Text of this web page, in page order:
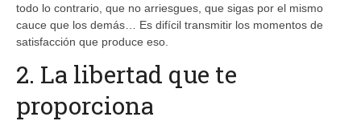
todo lo contrario, que no arriesgues, que sigas por el mismo
cauce que los demás… Es difícil transmitir los momentos de
satisfacción que produce eso.
2. La libertad que te
proporciona